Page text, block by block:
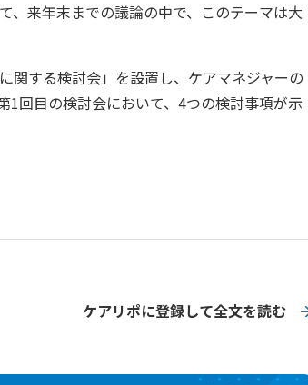
、来年末までの議論の中で、このテーマは大
関する検討会」を設置し、ケアマネジャーの
1回目の検討会において、4つの検討事項が示
ケアリポに登録して全文を読む